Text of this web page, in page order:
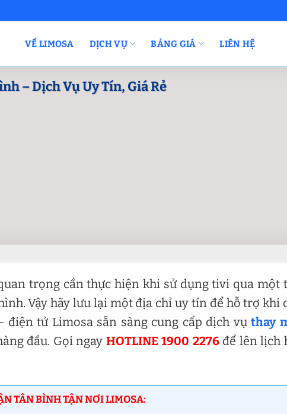
VỀ LIMOSA DỊCH VỤ BẢNG GIÁ LIÊN HỆ
– Dịch Vụ Uy Tín, Giá Rẻ
trọng cần thực hiện khi sử dụng tivi qua một
Vậy hãy lưu lại một địa chỉ uy tín để hỗ trợ khi
điện tử Limosa sẵn sàng cung cấp dịch vụthay
đầu. Gọi ngay HOTLINE 1900 2276để lên lịch
TÂN BÌNH TẬN NƠI LIMOSA: